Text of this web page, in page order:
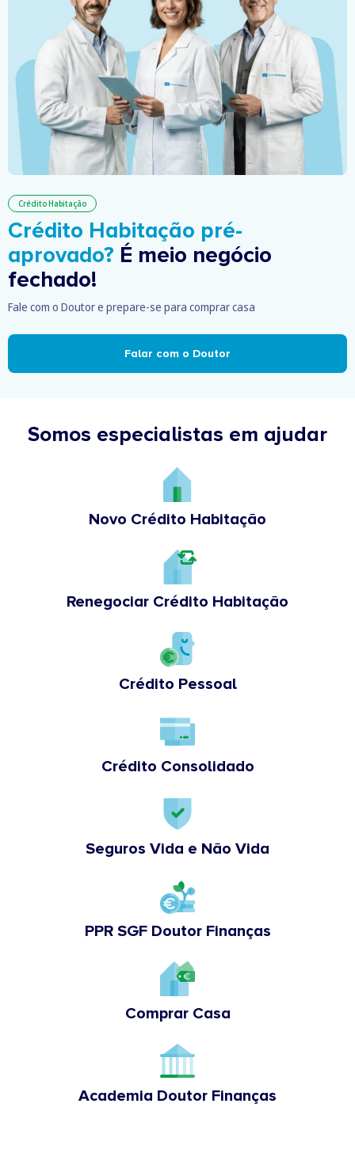
Crédito Habitação
Crédito Habitação pré-
aprovado? É meio negócio
fechado!
Fale com o Doutor e prepare-se para comprar casa
Falar com o Doutor
Somos especialistas em ajudar
Novo Crédito Habitação
Renegociar Crédito Habitação
Crédito Pessoal
Crédito Consolidado
Seguros Vida e Não Vida
PPR SGF Doutor Finanças
Comprar Casa
Academia Doutor Finanças